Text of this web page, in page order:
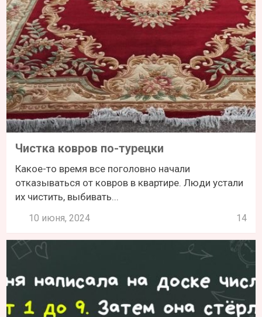
Чистка ковров по-турецки
Какое-то время все поголовно начали
отказываться от ковров в квартире. Люди устали
их чистить, выбивать...
10 июня, 2024 14